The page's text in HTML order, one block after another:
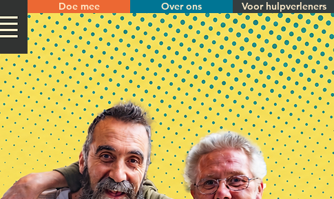
Doe mee Over ons Voor hulpverleners